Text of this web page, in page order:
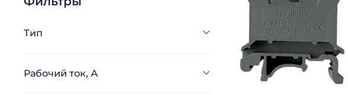
Тип
Рабочий ток, А